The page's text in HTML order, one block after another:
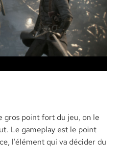
gros point fort du jeu, on le
Le gameplay est le point
l’élément qui va décider du